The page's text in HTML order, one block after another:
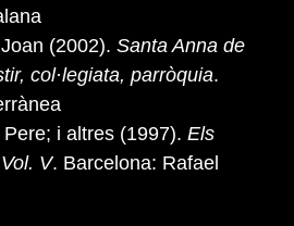
(2002). Santa Anna de
col·legiata, parròquia.
i altres (1997). Els
V. Barcelona: Rafael